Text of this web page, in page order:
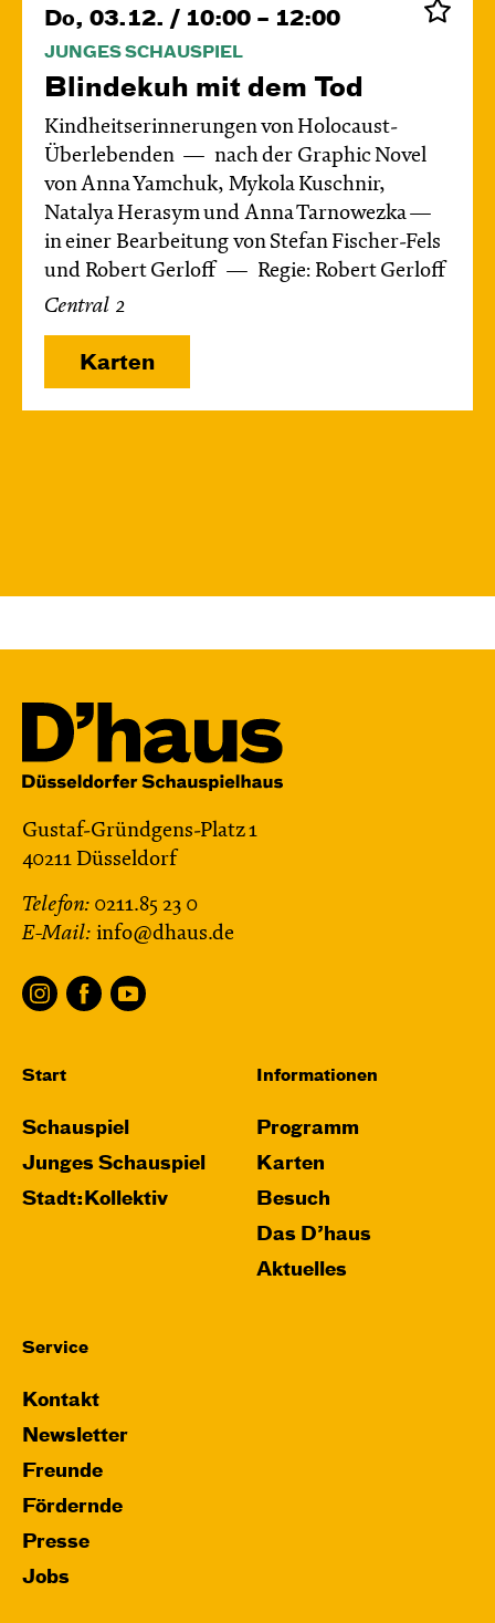
Do, 03.12. / 10:00 – 12:00
JUNGES SCHAUSPIEL
Blinde­kuh mit dem Tod
Kindheitserinnerungen von Holocaust-
Überlebenden
nach der Graphic Novel
von Anna Yamchuk, Mykola Kuschnir,
Natalya Herasym und Anna Tarnowezka —
in einer Bearbeitung von Stefan Fischer-Fels
und Robert Gerloff
Regie: Robert Gerloff
Central 2
Karten
Gustaf-Gründgens-Platz 1
40211 Düsseldorf
Telefon: 0211.85 23 0
E-Mail: info@dhaus.de
Start
Schauspiel
Junges Schauspiel
Stadt:Kollektiv
Informationen
Programm
Karten
Besuch
Das D’haus
Aktuelles
Service
Kontakt
Newsletter
Freunde
Fördernde
Presse
Jobs